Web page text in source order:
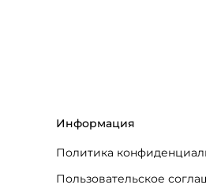
Информация
Политика
Пользовательское